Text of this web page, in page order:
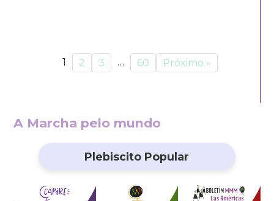
1 2 3 … 60 Próximo »
A Marcha pelo mundo
Plebiscito Popular